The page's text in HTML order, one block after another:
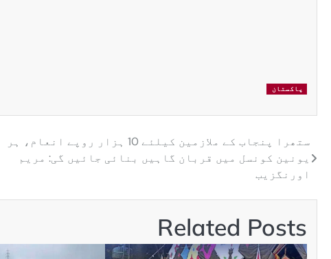
پاکستان
ستھرا پنجاب کے ملازمین کیلئے 10 ہزار روپے انعام، ہر
یونین کونسل میں قربان گاہیں بنائی جائیں گی: مریم
اورنگزیب
Related Posts